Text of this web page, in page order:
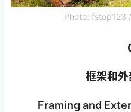
Photo: fstop123
框架和
Framing and